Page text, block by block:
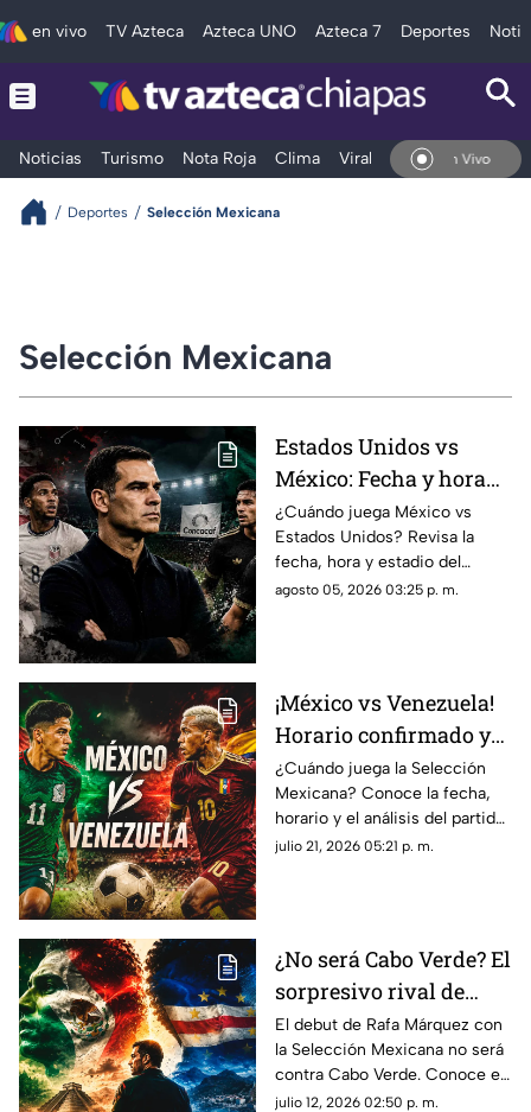
en vivo TV Azteca Azteca UNO Azteca 7 Deportes
Noticias Turismo Nota Roja Clima Viral y Tendencia
En Vivo
Deportes Selección Mexicana
Selección Mexicana
Estados Unidos vs
México: Fecha y hora
confirmada del primer
Clásico de la Concacaf
de Rafael Márquez
¿Cuándo juega México vs
Estados Unidos? Revisa la
fecha, hora y estadio del
primer Clásico de la Concacaf
agosto 05, 2026 03:25 p. m.
¡México vs Venezuela!
Horario confirmado y
dónde ver el partido de
la Selección Mexicana
¿Cuándo juega la Selección
Mexicana? Conoce la fecha,
horario y el análisis del partido
México vs Venezuela en los
julio 21, 2026 05:21 p. m.
¿No será Cabo Verde? El
sorpresivo rival de
Rafa Márquez en su
debut con la Selección
Mexicana
El debut de Rafa Márquez con
la Selección Mexicana no será
contra Cabo Verde. Conoce el
verdadero rival tras la Copa
julio 12, 2026 02:50 p. m.